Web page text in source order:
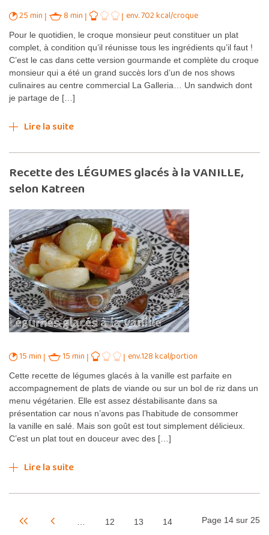
25 min 8 min env. 702 kcal/croque
Pour le quotidien, le croque monsieur peut constituer un plat
complet, à condition qu’il réunisse tous les ingrédients qu’il faut !
C’est le cas dans cette version gourmande et complète du croque
monsieur qui a été un grand succès lors d’un de nos shows
culinaires au centre commercial La Galleria… Un sandwich dont
je partage de […]
Lire la suite
Recette des LÉGUMES glacés à la VANILLE,
selon Katreen
15 min 15 min env.128 kcal/portion
Cette recette de légumes glacés à la vanille est parfaite en
accompagnement de plats de viande ou sur un bol de riz dans un
menu végétarien. Elle est assez déstabilisante dans sa
présentation car nous n’avons pas l’habitude de consommer
la vanille en salé. Mais son goût est tout simplement délicieux.
C’est un plat tout en douceur avec des […]
Lire la suite
Page 14 sur 25
12 13 14